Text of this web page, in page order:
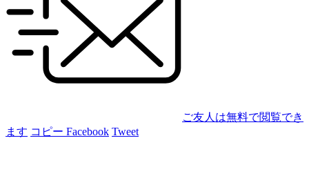
ご友人は無料で閲覧でき
ます コピー Facebook Tweet